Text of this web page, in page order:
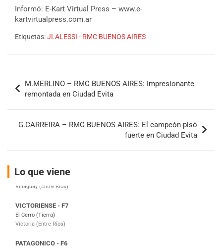
Informó: E-Kart Virtual Press – www.e-
kartvirtualpress.com.ar
Etiquetas:JI.ALESSI - RMC BUENOS AIRES
de
entradas
M.MERLINO – RMC BUENOS AIRES: Impresionante
remontada en Ciudad Evita
G.CARREIRA – RMC BUENOS AIRES: El campeón pisó
fuerte en Ciudad Evita
Lo que viene
Ramiro Tot (Asfalto)
Baradero (Buenos Aires)
Ciudad de Trenque Lauquen (Asfalto)
ENTRERRIANO - F6 (POSTERGADA)
Villaguay (Entre Ríos)
VICTORIENSE - F7
Victoria (Entre Ríos)
PATAGONICO - F6
Gral. E. Godoy (Río Negro)